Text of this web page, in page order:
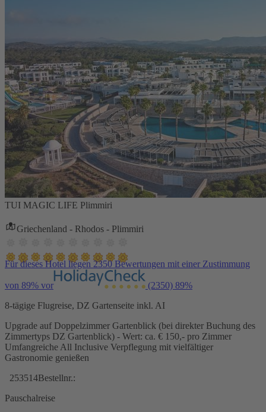
TUI MAGIC LIFE Plimmiri
Griechenland - Rhodos - Plimmiri
Für dieses Hotel liegen 2350 Bewertungen mit einer Zustimmung
von 89% vor (2350) 89%
8-tägige Flugreise, DZ Gartenseite inkl. AI
Upgrade auf Doppelzimmer Gartenblick (bei direkter Buchung des
Zimmertyps DZ Gartenblick) - Wert: ca. € 150,- pro Zimmer
Umfangreiche All Inclusive Verpflegung mit vielfältiger
Gastronomie genießen
253514Bestellnr.:
Pauschalreise